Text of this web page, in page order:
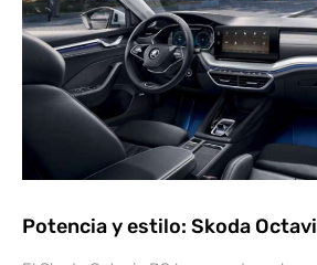
Potencia y estilo: Skoda